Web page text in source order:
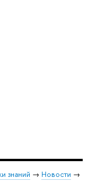
знаний → Новости →